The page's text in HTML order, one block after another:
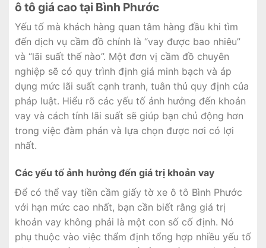
ô tô giá cao tại Bình Phước
Yếu tố mà khách hàng quan tâm hàng đầu khi tìm
đến dịch vụ cầm đồ chính là “vay được bao nhiêu”
và “lãi suất thế nào”. Một đơn vị cầm đồ chuyên
nghiệp sẽ có quy trình định giá minh bạch và áp
dụng mức lãi suất cạnh tranh, tuân thủ quy định của
pháp luật. Hiểu rõ các yếu tố ảnh hưởng đến khoản
vay và cách tính lãi suất sẽ giúp bạn chủ động hơn
trong việc đàm phán và lựa chọn được nơi có lợi
nhất.
Các yếu tố ảnh hưởng đến giá trị khoản vay
Để có thể vay tiền cầm giấy tờ xe ô tô Bình Phước
với hạn mức cao nhất, bạn cần biết rằng giá trị
khoản vay không phải là một con số cố định. Nó
phụ thuộc vào việc thẩm định tổng hợp nhiều yếu tố